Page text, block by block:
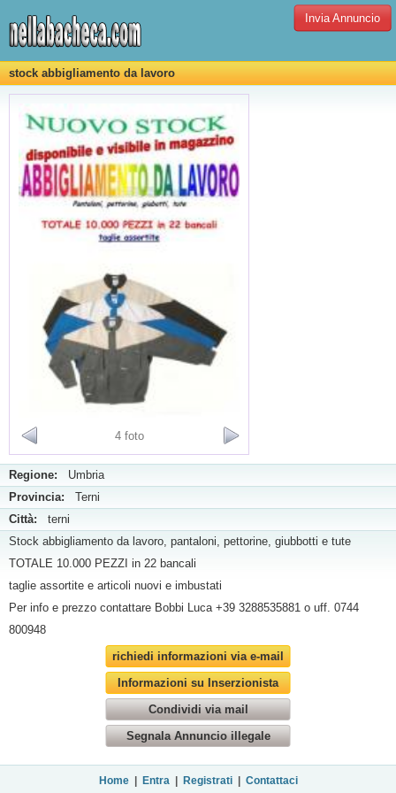
Invia Annuncio
stock abbigliamento da lavoro
4 foto
Regione: Umbria
Provincia: Terni
Città: terni
Stock abbigliamento da lavoro, pantaloni, pettorine, giubbotti e tute
TOTALE 10.000 PEZZI in 22 bancali
taglie assortite e articoli nuovi e imbustati
Per info e prezzo contattare Bobbi Luca +39 3288535881 o uff. 0744
800948
richiedi informazioni via e-mail
Informazioni su Inserzionista
Condividi via mail
Segnala Annuncio illegale
Home| Entra Registrati| Contattaci